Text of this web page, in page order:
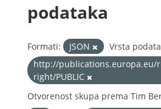
podataka
Formati: JSON
Vrsta
http://publications.europa.eu/
right/PUBLIC
Otvorenost skupa prema Tim